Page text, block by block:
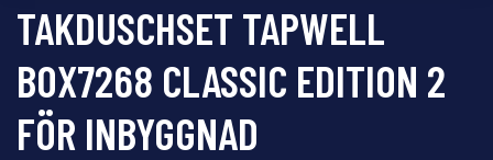
TAKDUSCHSET TAPWELL
BOX7268 CLASSIC EDITION 2
FÖR INBYGGNAD